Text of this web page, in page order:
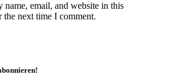
name, email, and website in this
the next time I comment.